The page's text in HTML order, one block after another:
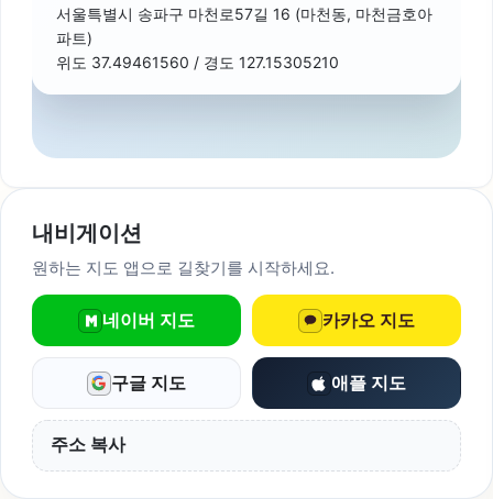
서울특별시 송파구 마천로57길 16 (마천동, 마천금호아
파트)
위도 37.49461560 / 경도 127.15305210
내비게이션
원하는 지도 앱으로 길찾기를 시작하세요.
네이버 지도 카카오 지도
구글 지도 애플 지도
주소 복사